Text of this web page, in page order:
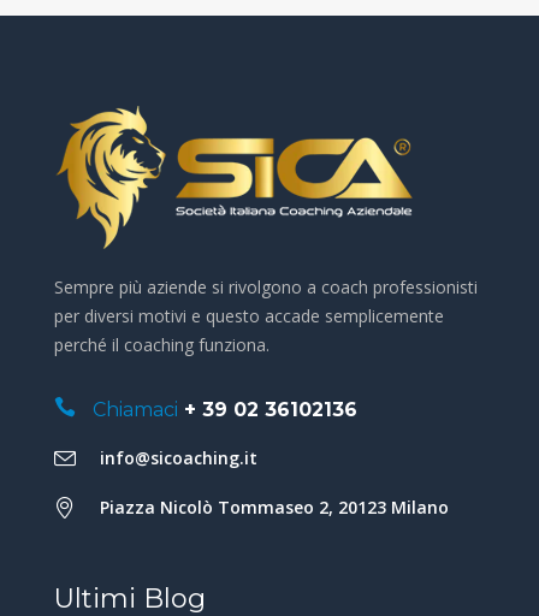
Sempre più aziende si rivolgono a coach professionisti
per diversi motivi e questo accade semplicemente
perché il coaching funziona.
Chiamaci + 39 02 36102136
info@sicoaching.it
Piazza Nicolò Tommaseo 2, 20123 Milano
Ultimi Blog